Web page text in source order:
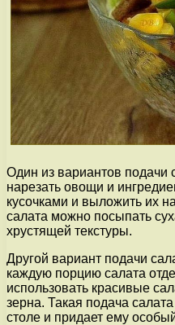
Один из вариантов
нарезать овощи и
кусочками и выложить их
салата можно посыпать
хрустящей текстуры.
Другой вариант подачи
каждую порцию салата
использовать красивые
зерна. Такая подача
столе и придает ему